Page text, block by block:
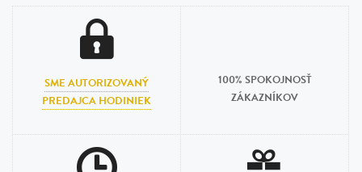
SME AUTORIZOVANÝ
PREDAJCA HODINIEK
100% SPOKOJNOSŤ
ZÁKAZNÍKOV